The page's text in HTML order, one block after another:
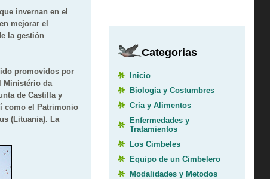
invernan en el
mejorar el
la gestión
promovidos por
Ministério da
de Castilla y
como el Patrimonio
(Lituania). La
Categorias
Inicio
Biologia y Costumbres
Cria y Alimentos
Enfermedades y
Tratamientos
Los Cimbeles
Equipo de un Cimbelero
Modalidades y Metodos